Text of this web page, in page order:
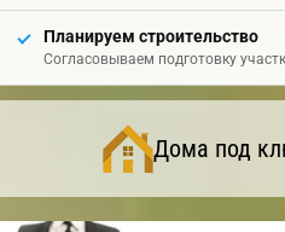
Планируем строительство
Согласовываем подготовку
Дома под